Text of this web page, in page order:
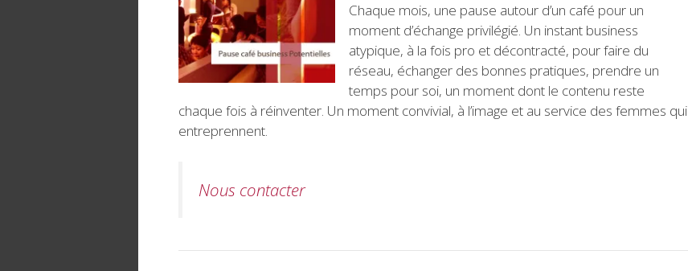
Chaque mois, une pause autour d’un café pour un
moment d’échange privilégié. Un instant business
atypique, à la fois pro et décontracté, pour faire du
réseau, échanger des bonnes pratiques, prendre un
temps pour soi, un moment dont le contenu reste
chaque fois à réinventer. Un moment convivial, à l’image et au service des femmes qui
entreprennent.
Nous contacter